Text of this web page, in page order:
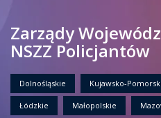
Zarządy
NSZZ Policjantów
Dolnośląskie Kujawsko-
Łódzkie Małopolskie